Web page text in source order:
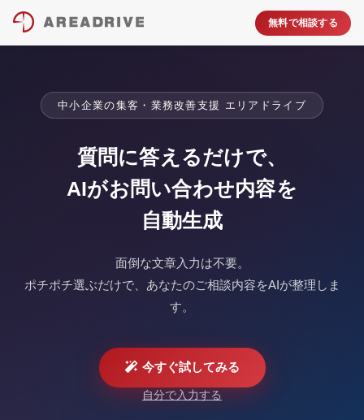
無料で相談する
中小企業の集客・業務改善支援 エリアドライブ
質問に答えるだけで、
AIがお問い合わせ内容を
自動生成
面倒な文章入力は不要。
ポチポチ選ぶだけで、あなたのご相談内容をAIが整理しま
す。
今すぐ試してみる
自分で入力する